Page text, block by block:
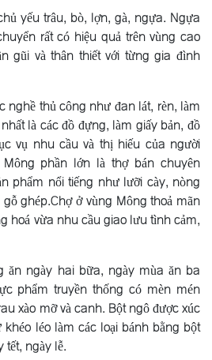
yếu trâu, bò, lợn, gà, ngựa. Ngựa
rất có hiệu quả trên vùng cao
gũi và thân thiết với từng gia đình
nghề thủ công như đan lát, rèn, làm
là các đồ đựng, làm giấy bản, đồ
vụ nhu cầu và thị hiếu của người
phần lớn là thợ bán chuyên
phẩm nổi tiếng như lưỡi cày, nòng
ghép.Chợ ở vùng Mông thoả mãn
hoá vừa nhu cầu giao lưu tình cảm,
ăn ngày hai bữa, ngày mùa ăn ba
phẩm truyền thống có mèn mén
xào mỡ và canh. Bột ngô được xúc
léo làm các loại bánh bằng bột
ngày lễ.